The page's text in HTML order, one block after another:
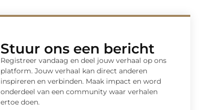
Stuur ons een bericht
Registreer vandaag en deel jouw verhaal op ons
platform. Jouw verhaal kan direct anderen
inspireren en verbinden. Maak impact en word
onderdeel van een community waar verhalen
ertoe doen.